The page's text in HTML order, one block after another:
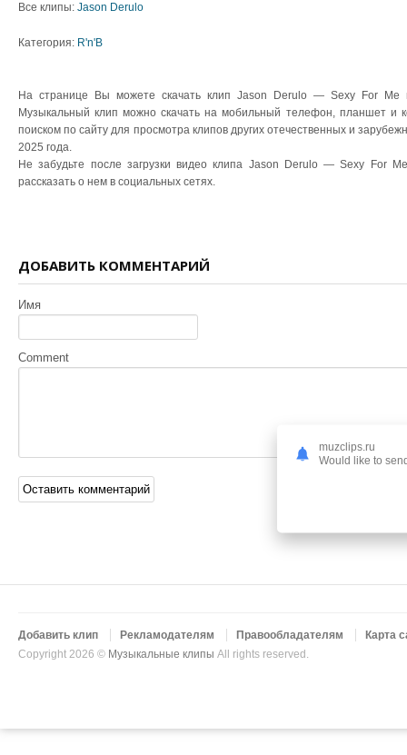
Все клипы: Jason Derulo
Категория: R'n'B
На странице Вы можете скачать клип Jason Derulo — Sexy For Me
Музыкальный клип можно скачать на мобильный телефон, планшет и
поиском по сайту для просмотра клипов других отечественных и
2025 года.
Не забудьте после загрузки видео клипа Jason Derulo — Sexy For
рассказать о нем в социальных сетях.
ДОБАВИТЬ КОММЕНТАРИЙ
Имя
Comment
Добавить клип Рекламодателям Правообладателям
Карта
Copyright 2026 © Музыкальные клипы All rights reserved.
muzclips.ru
Would like to